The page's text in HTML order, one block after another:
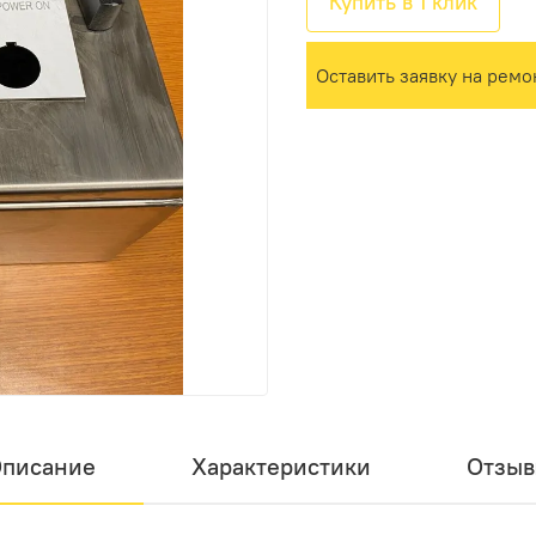
Оставить заявку на
Характеристики